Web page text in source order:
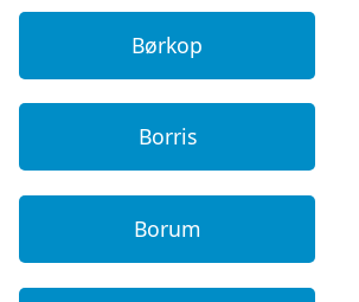
Børkop
Borris
Borum